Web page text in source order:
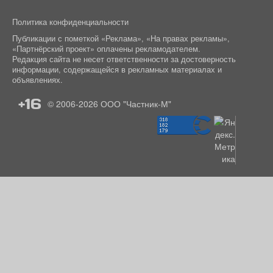
Политика конфиденциальности
Публикации с пометкой «Реклама», «На правах рекламы»,
«Партнёрский проект» оплачены рекламодателем.
Редакция сайта не несет ответственности за достоверность
информации, содержащейся в рекламных материалах и
объявлениях.
+16 © 2006-2026 ООО "Частник-М"